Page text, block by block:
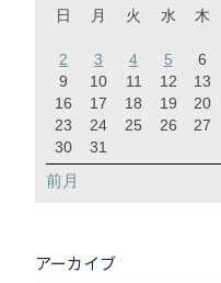
日 月 火 水 木
2
3 4 5 6
9
10 11 12 13
16
17 18 19 20
23
24 25 26 27
30
31
前月
アーカイブ